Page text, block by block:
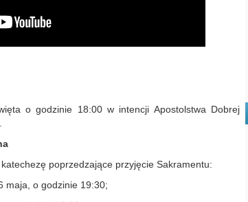
o godzinie 18:00 w intencji Apostolstwa Dobrej
poprzedzające przyjęcie Sakramentu:
maja, o godzinie 19:30;